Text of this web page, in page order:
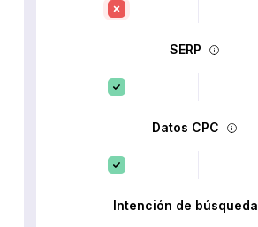
SERP
Datos CPC
Intención de búsqueda